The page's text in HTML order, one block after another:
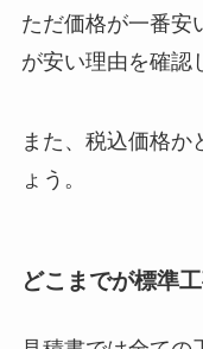
ただ価格が一番安
が安い理由を確認
また、税込価格か
ょう。
どこまでが標準